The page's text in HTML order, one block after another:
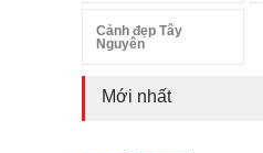
Cảnh đẹp Tây
Nguyên
Mới nhất